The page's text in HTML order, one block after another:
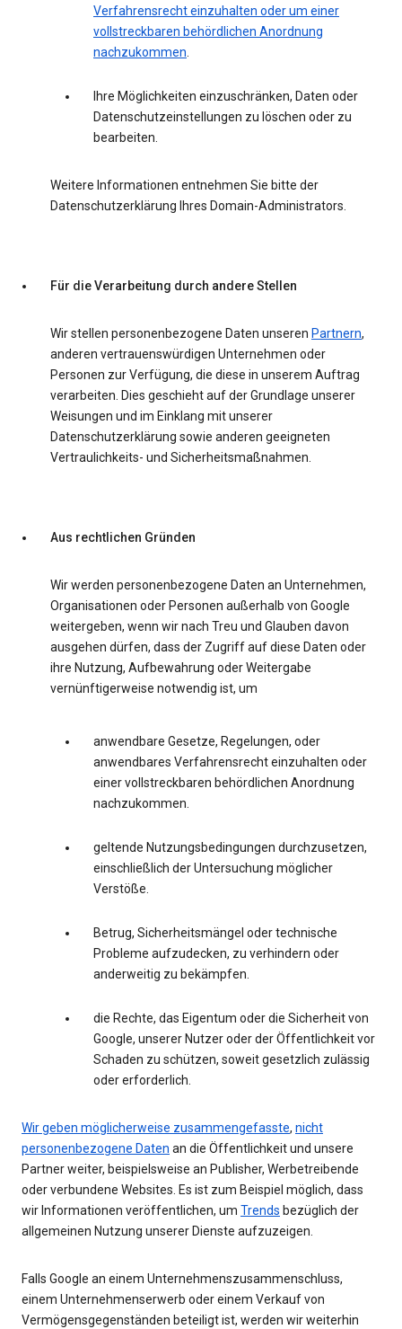
Verfahrensrecht einzuhalten oder um einer
vollstreckbaren behördlichen Anordnung
nachzukommen.
Ihre Möglichkeiten einzuschränken, Daten oder
Datenschutzeinstellungen zu löschen oder zu
bearbeiten.
Weitere Informationen entnehmen Sie bitte der
Datenschutzerklärung Ihres Domain-Administrators.
Für die Verarbeitung durch andere Stellen
Wir stellen personenbezogene Daten unseren Partnern,
anderen vertrauenswürdigen Unternehmen oder
Personen zur Verfügung, die diese in unserem Auftrag
verarbeiten. Dies geschieht auf der Grundlage unserer
Weisungen und im Einklang mit unserer
Datenschutzerklärung sowie anderen geeigneten
Vertraulichkeits- und Sicherheitsmaßnahmen.
Aus rechtlichen Gründen
Wir werden personenbezogene Daten an Unternehmen,
Organisationen oder Personen außerhalb von Google
weitergeben, wenn wir nach Treu und Glauben davon
ausgehen dürfen, dass der Zugriff auf diese Daten oder
ihre Nutzung, Aufbewahrung oder Weitergabe
vernünftigerweise notwendig ist, um
anwendbare Gesetze, Regelungen, oder
anwendbares Verfahrensrecht einzuhalten oder
einer vollstreckbaren behördlichen Anordnung
nachzukommen.
geltende Nutzungsbedingungen durchzusetzen,
einschließlich der Untersuchung möglicher
Verstöße.
Betrug, Sicherheitsmängel oder technische
Probleme aufzudecken, zu verhindern oder
anderweitig zu bekämpfen.
die Rechte, das Eigentum oder die Sicherheit von
Google, unserer Nutzer oder der Öffentlichkeit vor
Schaden zu schützen, soweit gesetzlich zulässig
oder erforderlich.
Wir geben möglicherweise zusammengefasste, nicht
personenbezogene Daten an die Öffentlichkeit und unsere
Partner weiter, beispielsweise an Publisher, Werbetreibende
oder verbundene Websites. Es ist zum Beispiel möglich, dass
wir Informationen veröffentlichen, um Trends bezüglich der
allgemeinen Nutzung unserer Dienste aufzuzeigen.
Falls Google an einem Unternehmenszusammenschluss,
einem Unternehmenserwerb oder einem Verkauf von
Vermögensgegenständen beteiligt ist, werden wir weiterhin